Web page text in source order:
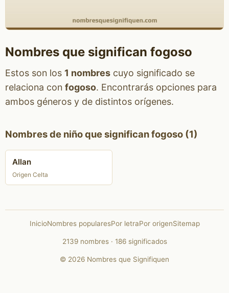
Nombres que significan fogoso
Estos son los 1 nombrescuyo significado se
relaciona con fogoso. Encontrarás opciones para
ambos géneros y de distintos orígenes.
Nombres de niño que significan fogoso (1)
Allan
Origen Celta
InicioNombres popularesPor letraPor origenSitemap
2139 nombres · 186 significados
© 2026 Nombres que Signifiquen